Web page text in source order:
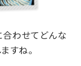
合わせてどんな
すね。